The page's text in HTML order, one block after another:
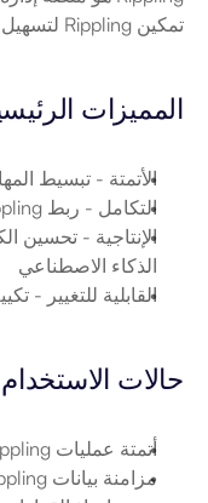
تمكين Rippling لتسهيل العمليات وتحسين الإنتاجية
المميزات
الأتمتة - تبسيط
التكامل - ربط Rippling بسلاسة مع وكلاء Beam AI
الإنتاجية
الذكاء الاصطناعي
القابلية للتغيير -
حالات الاستخدام
أتمتة عمليات Rippling
مزامنة بيانات Rippling مع أدوات أخرى